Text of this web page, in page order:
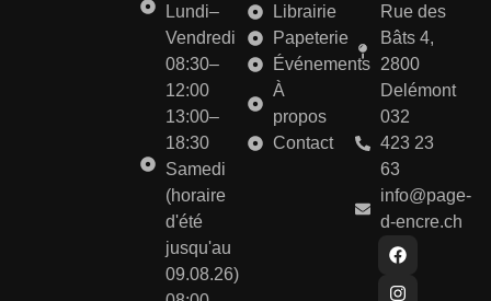
Lundi–
Vendredi
08:30–
12:00
13:00–
18:30
Samedi
(horaire
d'été
jusqu'au
09.08.26)
Librairie
Papeterie
Événements
À
propos
Contact
Rue des
Bâts 4,
2800
Delémont
032
423 23
63
info@page-
d-encre.ch